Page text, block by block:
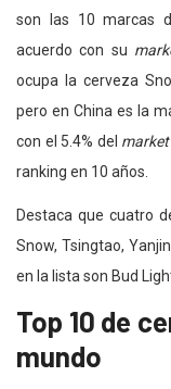
son las
10 marcas
acuerdo con su
ocupa la cerveza
pero en China es la
con el 5.4% del
ranking en 10 años.
Destaca que cuatro
Snow, Tsingtao,
en la lista son Bud
Top 10 de
mundo